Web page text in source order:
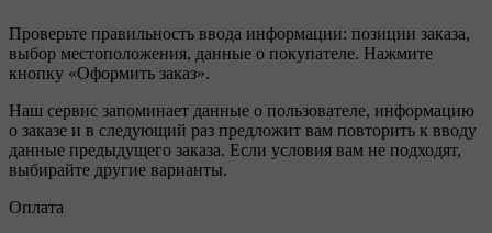
Проверьте правильность ввода информации: позиции заказа,
выбор местоположения, данные о покупателе. Нажмите
кнопку «Оформить заказ».
Наш сервис запоминает данные о пользователе, информацию
о заказе и в следующий раз предложит вам повторить к вводу
данные предыдущего заказа. Если условия вам не подходят,
выбирайте другие варианты.
Оплата